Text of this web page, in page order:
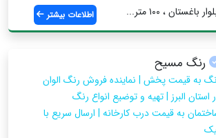
، ۱۰۰ متر... اطلاعات بیشتر
رنگ مسیح
به قیمت پخش | نماینده فروش رنگ الوان
استان البرز | تهیه و توضیع انواع رنگ
به قیمت درب کارخانه | ارسال سریع با